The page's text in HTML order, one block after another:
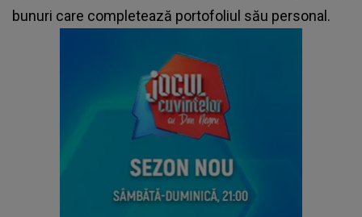
bunuri care completează portofoliul său personal.